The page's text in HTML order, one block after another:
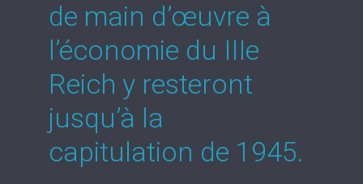
de main d’œuvre à
l’économie du IIIe
Reich y resteront
jusqu’à la
capitulation de 1945.